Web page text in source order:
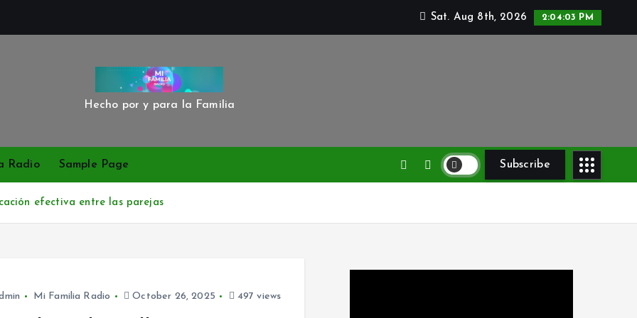
Sat. Aug 8th, 2026 2:04:03 PM
Hecho por y para la Familia
Radio Sample Page Subscribe
efectiva entre las parejas
Mi Familia Radio October 26, 2025 497 views